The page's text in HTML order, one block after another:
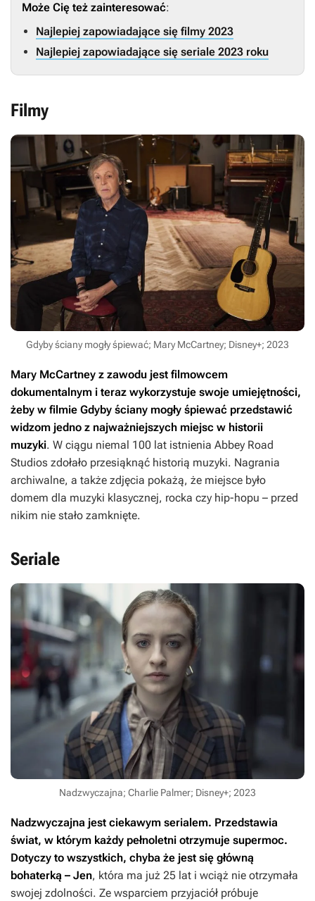
Może Cię też zainteresować:
Najlepiej zapowiadające się filmy 2023
Najlepiej zapowiadające się seriale 2023 roku
Filmy
Gdyby ściany mogły śpiewać; Mary McCartney; Disney+; 2023
Mary McCartney z zawodu jest filmowcem
dokumentalnym i teraz wykorzystuje swoje umiejętności,
żeby w filmie Gdyby ściany mogły śpiewać przedstawić
widzom jedno z najważniejszych miejsc w historii
muzyki. W ciągu niemal 100 lat istnienia Abbey Road
Studios zdołało przesiąknąć historią muzyki. Nagrania
archiwalne, a także zdjęcia pokażą, że miejsce było
domem dla muzyki klasycznej, rocka czy hip-hopu – przed
nikim nie stało zamknięte.
Seriale
Nadzwyczajna; Charlie Palmer; Disney+; 2023
Nadzwyczajna jest ciekawym serialem. Przedstawia
świat, w którym każdy pełnoletni otrzymuje supermoc.
Dotyczy to wszystkich, chyba że jest się główną
bohaterką – Jen, która ma już 25 lat i wciąż nie otrzymała
swojej zdolności. Ze wsparciem przyjaciół próbuje